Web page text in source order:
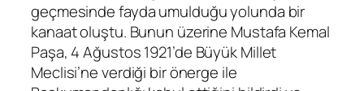
geçmesinde fayda umulduğu yolunda bir
kanaat oluştu. Bunun üzerine Mustafa Kemal
Paşa, 4 Ağustos 1921’de Büyük Millet
Meclisi’ne verdiği bir önerge ile